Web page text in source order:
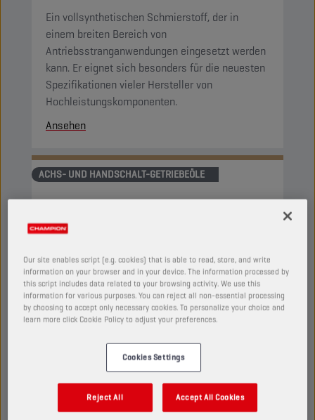
Ein vollsynthetischen Schmierstoff, der in
einem breiten Bereich von
Antriebsstranganwendungen eingesetzt werden
kann. Er eignet sich besonders für die neuesten
Spezifikationen vieler Hersteller von
Hochleistungskomponenten.
Ansehen
ACHS- UND HANDSCHALT-GETRIEBEÖLE
Our site enables script (e.g. cookies) that is able to read, store, and write
information on your browser and in your device. The information processed by
this script includes data related to your browsing activity. We use this
information for various purposes. You can reject all non-essential processing
by choosing to accept only necessary cookies. To personalize your choice and
learn more click Cookie Policy to adjust your preferences.
Cookies Settings
Reject All Accept All Cookies